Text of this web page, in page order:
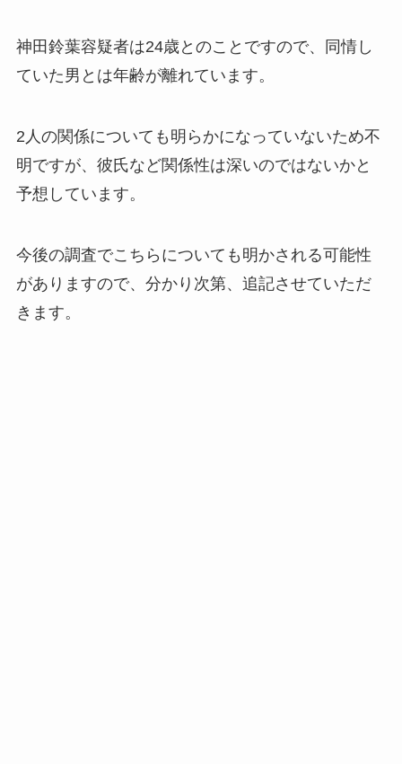
神田鈴葉容疑者は24歳とのことですので、同情し
ていた男とは年齢が離れています。
2人の関係についても明らかになっていないため不
明ですが、彼氏など関係性は深いのではないかと
予想しています。
今後の調査でこちらについても明かされる可能性
がありますので、分かり次第、追記させていただ
きます。